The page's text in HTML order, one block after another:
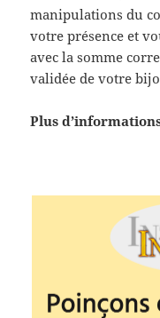
manipulations du
votre présence et
avec la somme
validée de votre
Plus